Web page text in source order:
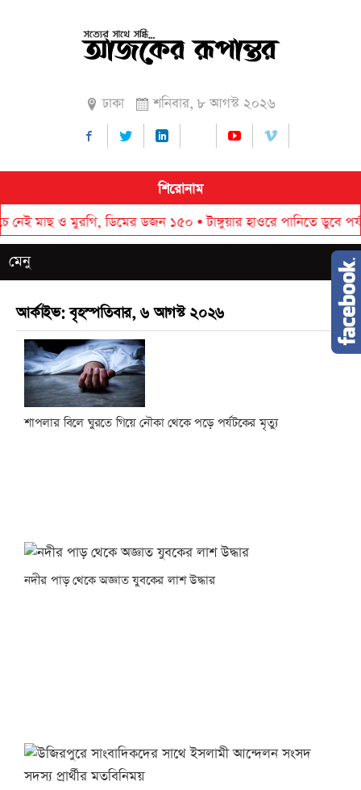
ঢাকা শনিবার, ৮ আগস্ট ২০২৬
শিরোনাম
ও মুরগি, ডিমের ডজন ১৫০•টাঙ্গুয়ার হাওরে পানিতে ডুবে পর্যটকের
মেনু
আর্কাইভ: বৃহস্পতিবার, ৬ আগস্ট ২০২৬
শাপলার বিলে ঘুরতে গিয়ে নৌকা থেকে পড়ে পর্যটকের মৃত্যু
নদীর পাড় থেকে অজ্ঞাত যুবকের লাশ উদ্ধার